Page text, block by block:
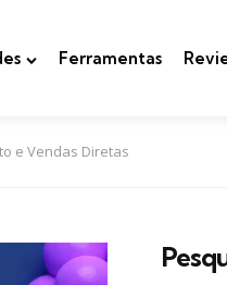
Ferramentas
e Vendas Diretas